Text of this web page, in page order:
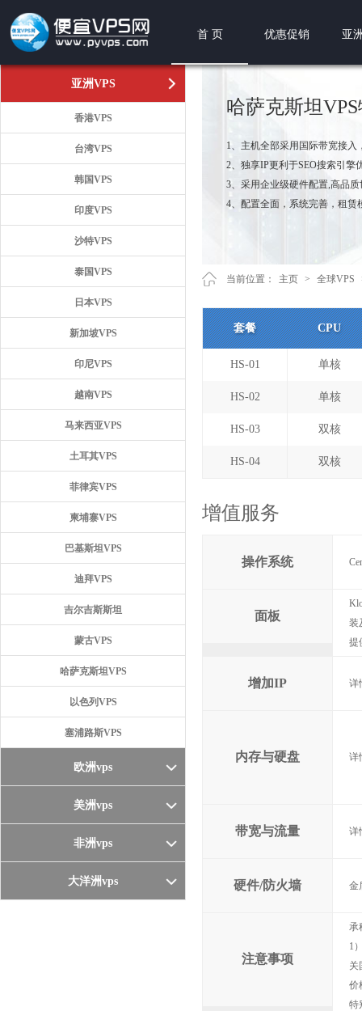
首 页 优惠促销 亚
亚洲VPS
香港VPS
台湾VPS
韩国VPS
印度VPS
沙特VPS
泰国VPS
日本VPS
新加坡VPS
印尼VPS
越南VPS
马来西亚VPS
土耳其VPS
菲律宾VPS
柬埔寨VPS
巴基斯坦VPS
迪拜VPS
吉尔吉斯斯坦
蒙古VPS
哈萨克斯坦VPS
以色列VPS
塞浦路斯VPS
欧洲vps
美洲vps
非洲vps
大洋洲vps
哈萨克斯坦
1、主机全部采用国际带宽接
2、独享IP更利于SEO搜索引擎
3、采用企业级硬件配置,高品
4、配置全面，系统完善，租
当前位置： 主页 > 全球VPS
套餐 CPU
HS-01 单核
HS-02 单核
HS-03 双核
HS-04 双核
增值服务
操作系统
面板
装
提
增加IP 详
内存与硬盘 详
带宽与流量 详
硬件/防火墙 金
注意事项
承
1
关
价
特